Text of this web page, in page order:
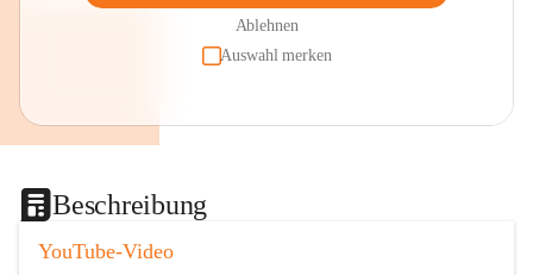
Ablehnen
Auswahl merken
Beschreibung
YouTube-Video